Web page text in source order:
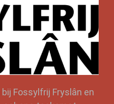
Fossylfrij Fryslân en